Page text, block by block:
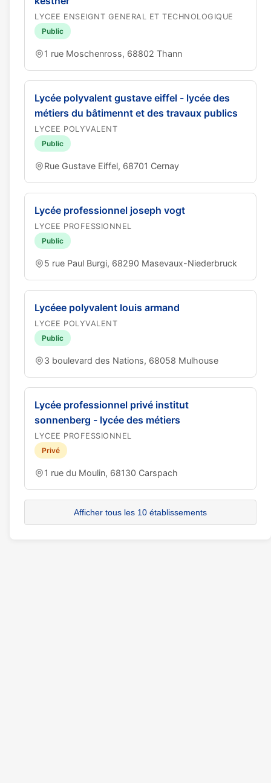
LYCEE ENSEIGNT GENERAL ET TECHNOLOGIQUE
Public
1 rue Moschenross, 68802 Thann
Lycée polyvalent gustave eiffel - lycée des
métiers du bâtimennt et des travaux publics
LYCEE POLYVALENT
Public
Rue Gustave Eiffel, 68701 Cernay
Lycée professionnel joseph vogt
LYCEE PROFESSIONNEL
Public
5 rue Paul Burgi, 68290 Masevaux-Niederbruck
Lycéee polyvalent louis armand
LYCEE POLYVALENT
Public
3 boulevard des Nations, 68058 Mulhouse
Lycée professionnel privé institut
sonnenberg - lycée des métiers
LYCEE PROFESSIONNEL
Privé
1 rue du Moulin, 68130 Carspach
Afficher tous les 10 établissements